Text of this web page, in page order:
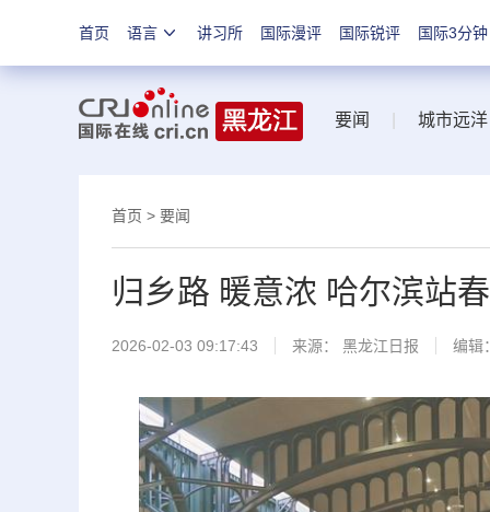
首页 语言 讲习所 国际漫评 国际锐评 国际3分钟
要闻 城市远洋
首页 > 要闻
归乡路 暖意浓 哈尔滨站
2026-02-03 09:17:43 来源： 黑龙江日报 编辑